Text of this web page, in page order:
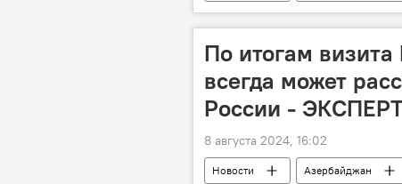
Касым-Жомарт Токаев
Визит
По итогам
всегда может
России -
8 августа 2024, 16:02
Новости Азербайджан